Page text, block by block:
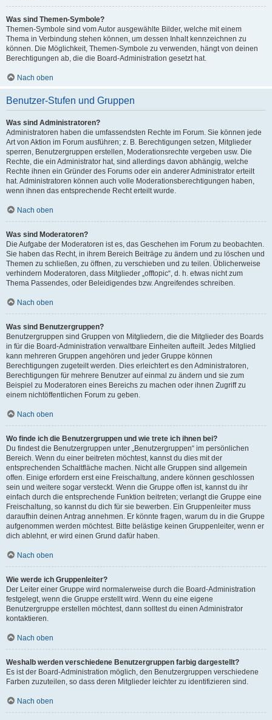
Was sind Themen-Symbole?
Themen-Symbole sind vom Autor ausgewählte Bilder, welche mit einem
Thema in Verbindung stehen können, um dessen Inhalt kennzeichnen zu
können. Die Möglichkeit, Themen-Symbole zu verwenden, hängt von deinen
Berechtigungen ab, die die Board-Administration gesetzt hat.
Nach oben
Benutzer-Stufen und Gruppen
Was sind Administratoren?
Administratoren haben die umfassendsten Rechte im Forum. Sie können jede
Art von Aktion im Forum ausführen; z. B. Berechtigungen setzen, Mitglieder
sperren, Benutzergruppen erstellen, Moderationsrechte vergeben usw. Die
Rechte, die ein Administrator hat, sind allerdings davon abhängig, welche
Rechte ihnen ein Gründer des Forums oder ein anderer Administrator erteilt
hat. Administratoren können auch volle Moderationsberechtigungen haben,
wenn ihnen das entsprechende Recht erteilt wurde.
Nach oben
Was sind Moderatoren?
Die Aufgabe der Moderatoren ist es, das Geschehen im Forum zu beobachten.
Sie haben das Recht, in ihrem Bereich Beiträge zu ändern und zu löschen und
Themen zu schließen, zu öffnen, zu verschieben und zu teilen. Üblicherweise
verhindern Moderatoren, dass Mitglieder „offtopic“, d. h. etwas nicht zum
Thema Passendes, oder Beleidigendes bzw. Angreifendes schreiben.
Nach oben
Was sind Benutzergruppen?
Benutzergruppen sind Gruppen von Mitgliedern, die die Mitglieder des Boards
in für die Board-Administration verwaltbare Einheiten aufteilt. Jedes Mitglied
kann mehreren Gruppen angehören und jeder Gruppe können
Berechtigungen zugeteilt werden. Dies erleichtert es den Administratoren,
Berechtigungen für mehrere Benutzer auf einmal zu ändern und sie zum
Beispiel zu Moderatoren eines Bereichs zu machen oder ihnen Zugriff zu
einem nichtöffentlichen Forum zu geben.
Nach oben
Wo finde ich die Benutzergruppen und wie trete ich ihnen bei?
Du findest die Benutzergruppen unter „Benutzergruppen“ im persönlichen
Bereich. Wenn du einer beitreten möchtest, kannst du dies mit der
entsprechenden Schaltfläche machen. Nicht alle Gruppen sind allgemein
offen. Einige erfordern erst eine Freischaltung, andere können geschlossen
sein und weitere sogar versteckt. Wenn die Gruppe offen ist, kannst du ihr
einfach durch die entsprechende Funktion beitreten; verlangt die Gruppe eine
Freischaltung, so kannst du dich für sie bewerben. Ein Gruppenleiter muss
daraufhin deinen Antrag annehmen. Er könnte fragen, warum du in die Gruppe
aufgenommen werden möchtest. Bitte belästige keinen Gruppenleiter, wenn er
dich ablehnt, er wird einen Grund dafür haben.
Nach oben
Wie werde ich Gruppenleiter?
Der Leiter einer Gruppe wird normalerweise durch die Board-Administration
festgelegt, wenn die Gruppe erstellt wird. Wenn du eine eigene
Benutzergruppe erstellen möchtest, dann solltest du einen Administrator
kontaktieren.
Nach oben
Weshalb werden verschiedene Benutzergruppen farbig dargestellt?
Es ist der Board-Administration möglich, den Benutzergruppen verschiedene
Farben zuzuteilen, so dass deren Mitglieder leichter zu identifizieren sind.
Nach oben